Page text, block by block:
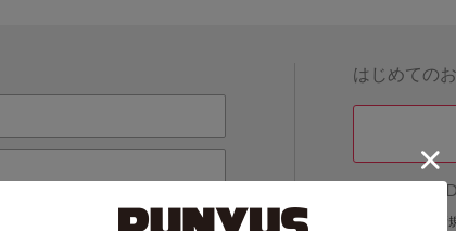
はじめての
他のサイト
他のサイトIDで